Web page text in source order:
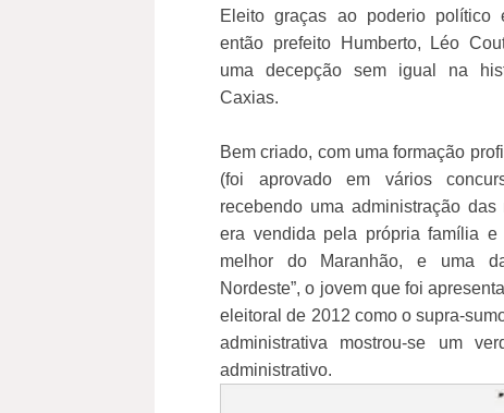
Eleito graças ao poderio político
então prefeito Humberto, Léo
uma decepção sem igual na
Caxias.
Bem criado, com uma formação
(foi aprovado em vários
recebendo uma administração
era vendida pela própria família e
melhor do Maranhão, e uma
Nordeste”, o jovem que foi
eleitoral de 2012 como o supra-
administrativa mostrou-se um
administrativo.